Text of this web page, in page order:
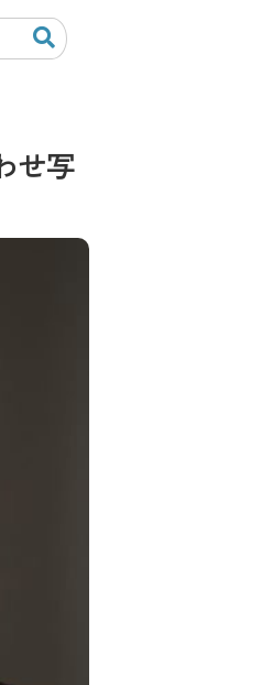
せ写